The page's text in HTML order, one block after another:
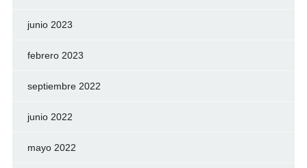
junio 2023
febrero 2023
septiembre 2022
junio 2022
mayo 2022